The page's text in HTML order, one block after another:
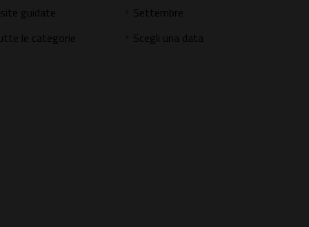
guidate
le categorie
Settembre
Scegli una data